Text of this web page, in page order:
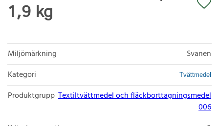
1,9 kg
Miljömärkning
Svanen
Kategori
Tvättmedel
Produktgrupp Textiltvättmedel och fläckborttagningsmedel
006